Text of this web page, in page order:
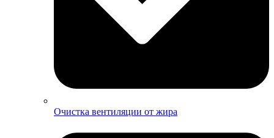
Очистка вентиляции от жира